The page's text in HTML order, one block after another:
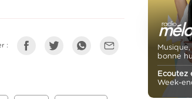
:
bonne
Ecoutez
Week-